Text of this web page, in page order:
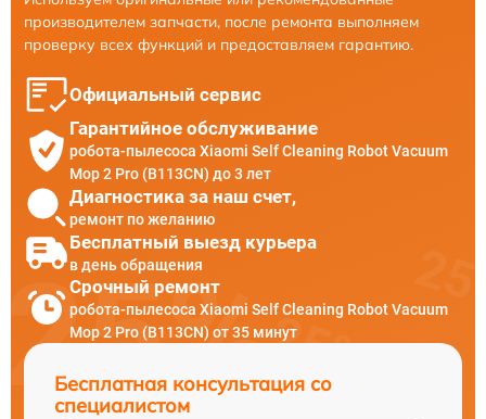
производителем запчасти, после ремонта выполняем
проверку всех функций и предоставляем гарантию.
Официальный сервис
Гарантийное обслуживание
робота-пылесоса Xiaomi Self Cleaning Robot Vacuum
Mop 2 Pro (B113CN) до 3 лет
Диагностика за наш счет,
ремонт по желанию
Бесплатный выезд курьера
в день обращения
Срочный ремонт
робота-пылесоса Xiaomi Self Cleaning Robot Vacuum
Mop 2 Pro (B113CN) от 35 минут
Бесплатная консультация со
специалистом